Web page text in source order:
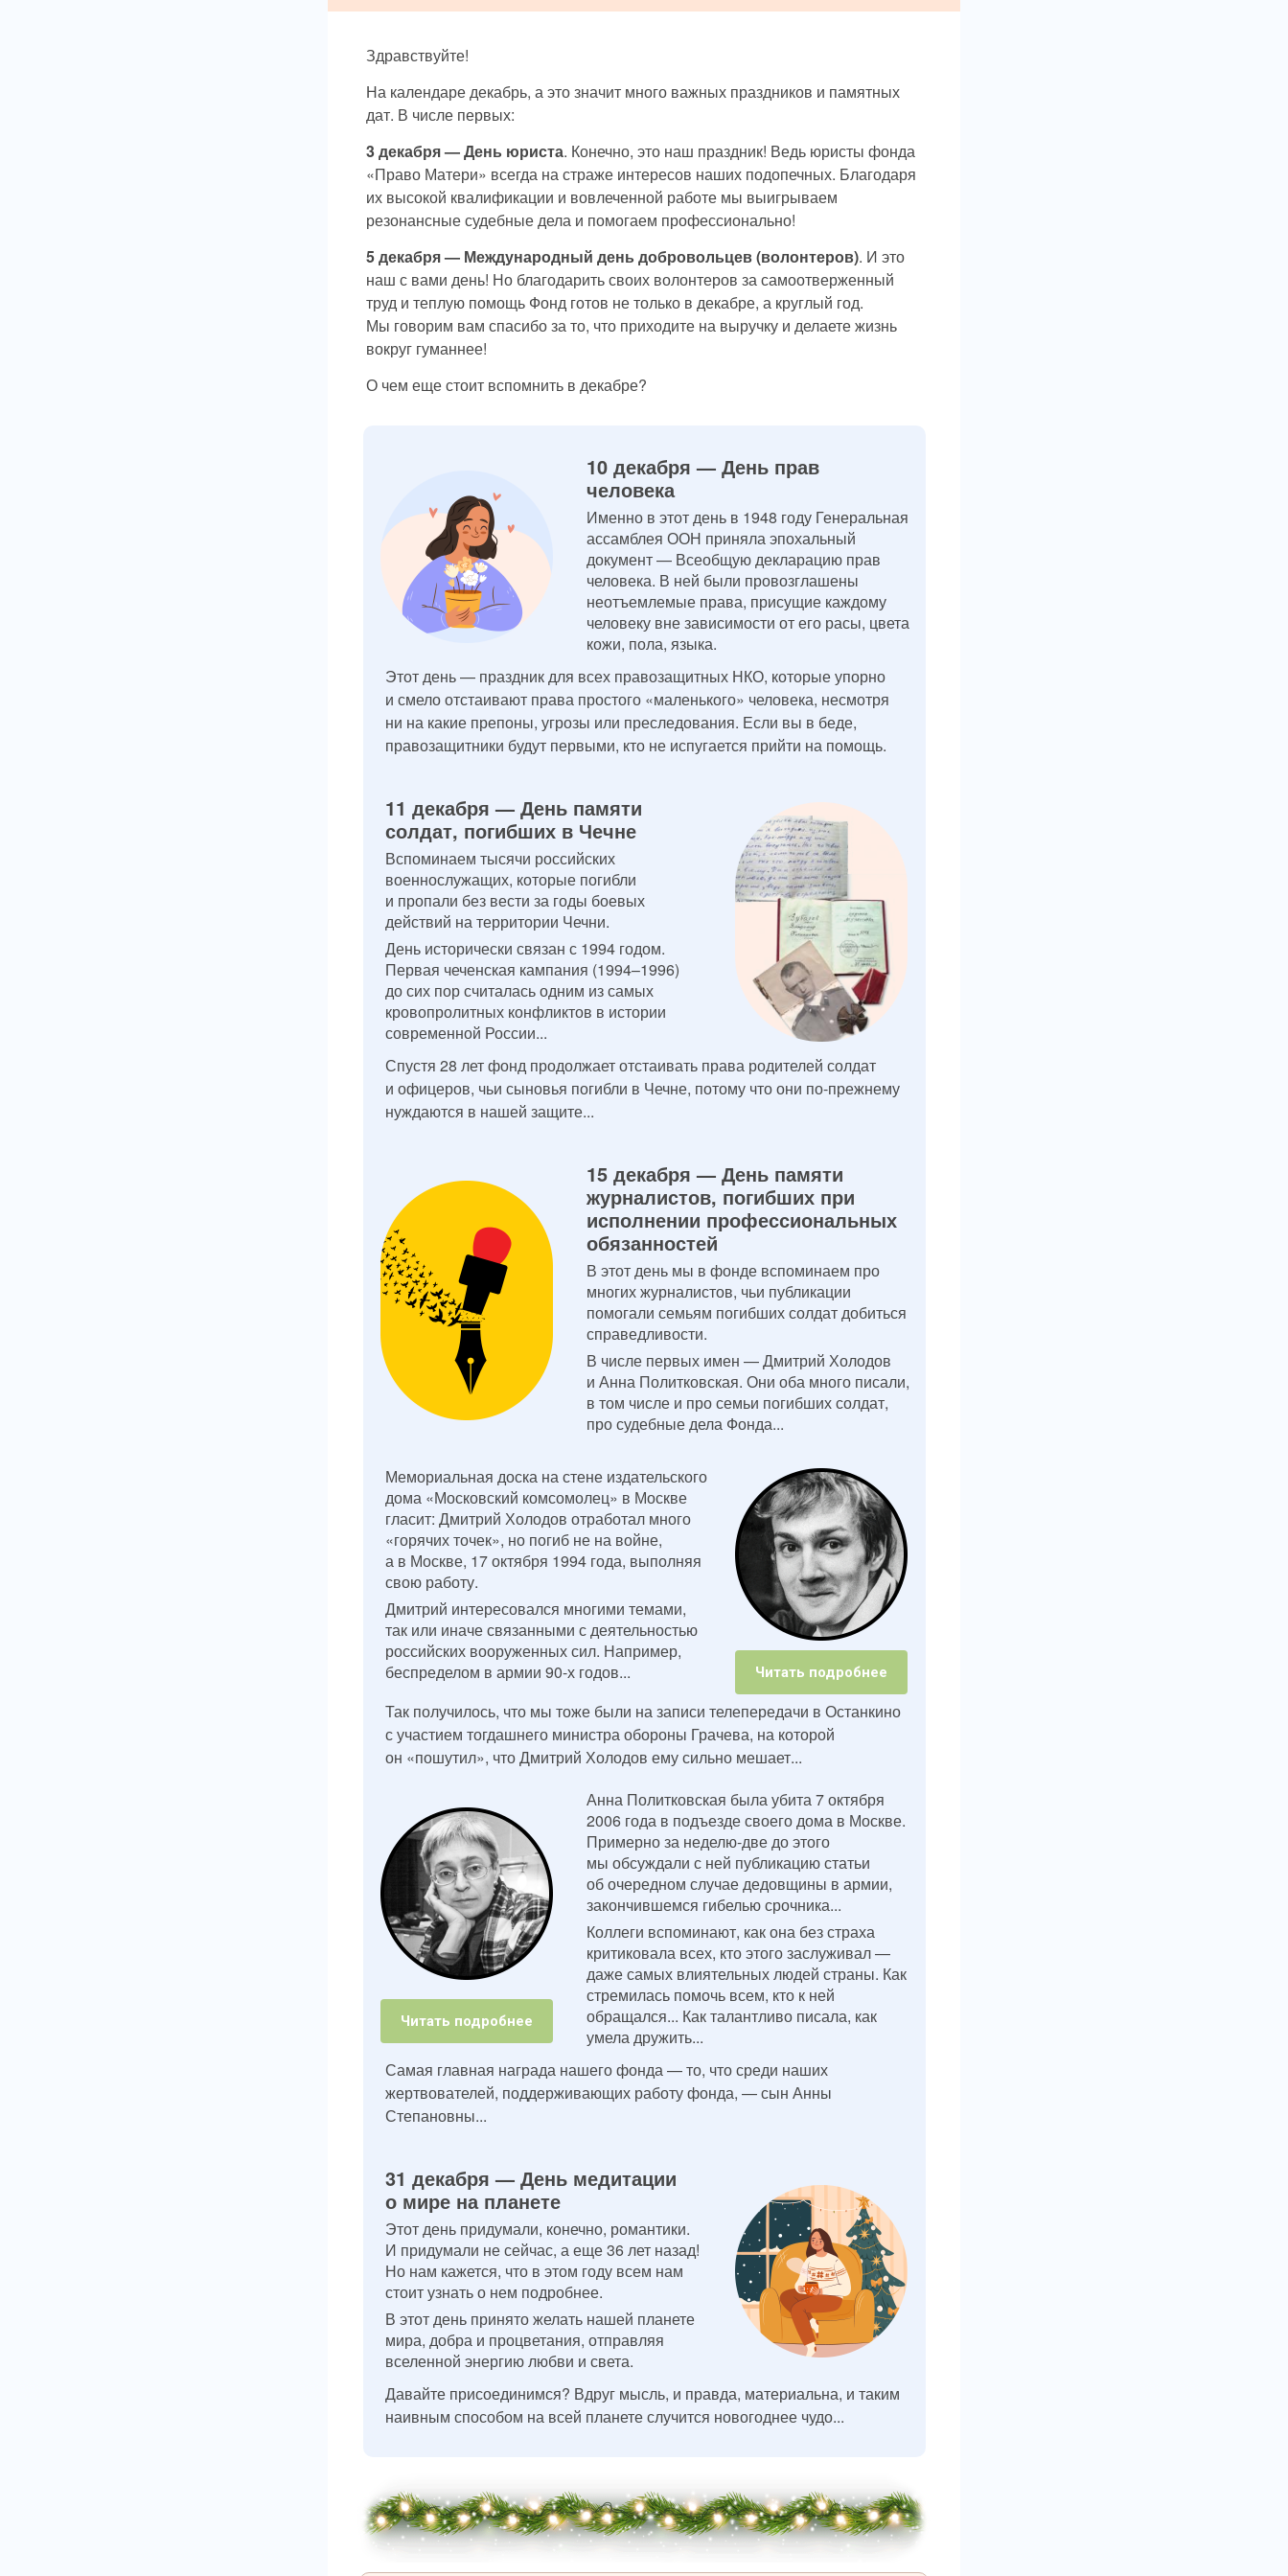
Здравствуйте!
На календаре декабрь, а это значит много важных праздников и памятных
дат. В числе первых:
3 декабря — День юриста. Конечно, это наш праздник! Ведь юристы фонда
«Право Матери» всегда на страже интересов наших подопечных. Благодаря
их высокой квалификации и вовлеченной работе мы выигрываем
резонансные судебные дела и помогаем профессионально!
5 декабря — Международный день добровольцев (волонтеров). И это
наш с вами день! Но благодарить своих волонтеров за самоотверженный
труд и теплую помощь Фонд готов не только в декабре, а круглый год.
Мы говорим вам спасибо за то, что приходите на выручку и делаете жизнь
вокруг гуманнее!
О чем еще стоит вспомнить в декабре?
10 декабря — День прав
человека
Именно в этот день в 1948 году Генеральная
ассамблея ООН приняла эпохальный
документ — Всеобщую декларацию прав
человека. В ней были провозглашены
неотъемлемые права, присущие каждому
человеку вне зависимости от его расы, цвета
кожи, пола, языка.
Этот день — праздник для всех правозащитных НКО, которые упорно
и смело отстаивают права простого «маленького» человека, несмотря
ни на какие препоны, угрозы или преследования. Если вы в беде,
правозащитники будут первыми, кто не испугается прийти на помощь.
11 декабря — День памяти
солдат, погибших в Чечне
Вспоминаем тысячи российских
военнослужащих, которые погибли
и пропали без вести за годы боевых
действий на территории Чечни.
День исторически связан с 1994 годом.
Первая чеченская кампания (1994–1996)
до сих пор считалась одним из самых
кровопролитных конфликтов в истории
современной России...
Спустя 28 лет фонд продолжает отстаивать права родителей солдат
и офицеров, чьи сыновья погибли в Чечне, потому что они по-прежнему
нуждаются в нашей защите...
15 декабря — День памяти
журналистов, погибших при
исполнении профессиональных
обязанностей
В этот день мы в фонде вспоминаем про
многих журналистов, чьи публикации
помогали семьям погибших солдат добиться
справедливости.
В числе первых имен — Дмитрий Холодов
и Анна Политковская. Они оба много писали,
в том числе и про семьи погибших солдат,
про судебные дела Фонда...
Читать подробнее
Мемориальная доска на стене издательского
дома «Московский комсомолец» в Москве
гласит: Дмитрий Холодов отработал много
«горячих точек», но погиб не на войне,
а в Москве, 17 октября 1994 года, выполняя
свою работу.
Дмитрий интересовался многими темами,
так или иначе связанными с деятельностью
российских вооруженных сил. Например,
беспределом в армии 90-х годов...
Так получилось, что мы тоже были на записи телепередачи в Останкино
с участием тогдашнего министра обороны Грачева, на которой
он «пошутил», что Дмитрий Холодов ему сильно мешает...
Читать подробнее
Анна Политковская была убита 7 октября
2006 года в подъезде своего дома в Москве.
Примерно за неделю-две до этого
мы обсуждали с ней публикацию статьи
об очередном случае дедовщины в армии,
закончившемся гибелью срочника...
Коллеги вспоминают, как она без страха
критиковала всех, кто этого заслуживал —
даже самых влиятельных людей страны. Как
стремилась помочь всем, кто к ней
обращался... Как талантливо писала, как
умела дружить...
Самая главная награда нашего фонда — то, что среди наших
жертвователей, поддерживающих работу фонда, — сын Анны
Степановны...
31 декабря — День медитации
о мире на планете
Этот день придумали, конечно, романтики.
И придумали не сейчас, а еще 36 лет назад!
Но нам кажется, что в этом году всем нам
стоит узнать о нем подробнее.
В этот день принято желать нашей планете
мира, добра и процветания, отправляя
вселенной энергию любви и света.
Давайте присоединимся? Вдруг мысль, и правда, материальна, и таким
наивным способом на всей планете случится новогоднее чудо...